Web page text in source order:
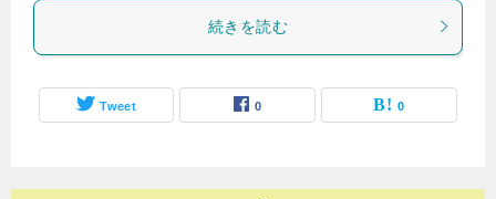
続きを読む
Tweet 0 0